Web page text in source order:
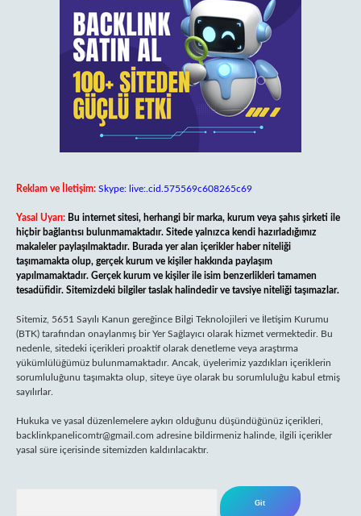
Reklam ve İletişim: Skype: live:.cid.575569c608265c69
Yasal Uyarı: Bu internet sitesi, herhangi bir marka, kurum veya şahıs şirketi ile
hiçbir bağlantısı bulunmamaktadır. Sitede yalnızca kendi hazırladığımız
makaleler paylaşılmaktadır. Burada yer alan içerikler haber niteliği
taşımamakta olup, gerçek kurum ve kişiler hakkında paylaşım
yapılmamaktadır. Gerçek kurum ve kişiler ile isim benzerlikleri tamamen
tesadüfidir. Sitemizdeki bilgiler taslak halindedir ve tavsiye niteliği taşımazlar.
Sitemiz, 5651 Sayılı Kanun gereğince Bilgi Teknolojileri ve İletişim Kurumu
(BTK) tarafından onaylanmış bir Yer Sağlayıcı olarak hizmet vermektedir. Bu
nedenle, sitedeki içerikleri proaktif olarak denetleme veya araştırma
yükümlülüğümüz bulunmamaktadır. Ancak, üyelerimiz yazdıkları içeriklerin
sorumluluğunu taşımakta olup, siteye üye olarak bu sorumluluğu kabul etmiş
sayılırlar.
Hukuka ve yasal düzenlemelere aykırı olduğunu düşündüğünüz içerikleri,
backlinkpanelicomtr@gmail.com adresine bildirmeniz halinde, ilgili içerikler
yasal süre içerisinde sitemizden kaldırılacaktır.